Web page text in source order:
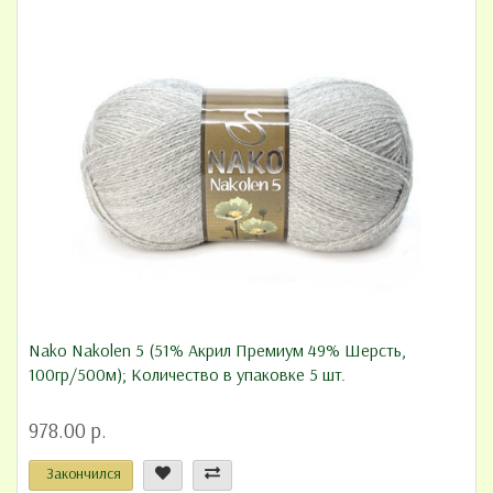
Nako Nakolen 5 (51% Акрил Премиум 49% Шерсть,
100гр/500м); Количество в упаковке 5 шт.
978.00 р.
Закончился